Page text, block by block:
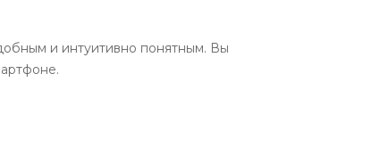
и интуитивно понятным. Вы